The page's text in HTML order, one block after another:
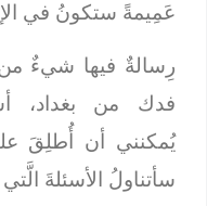
عَمِيمةً ستكونُ في
رِسالةٌ فيها شيءٌ من
فدك من بغداد،
يُمكنني أن أُطلِقَ
سأتناولُ الأسئلةَ